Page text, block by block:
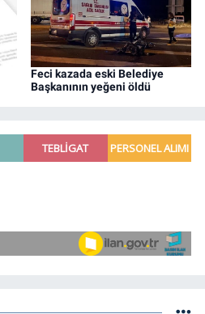
Feci kazada eski Belediye
Başkanının yeğeni öldü